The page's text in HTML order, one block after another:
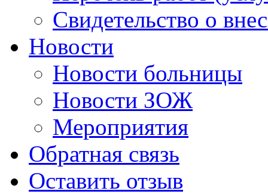
Свидетельство о
Новости
Новости больницы
Новости ЗОЖ
Мероприятия
Обратная связь
Оставить отзыв